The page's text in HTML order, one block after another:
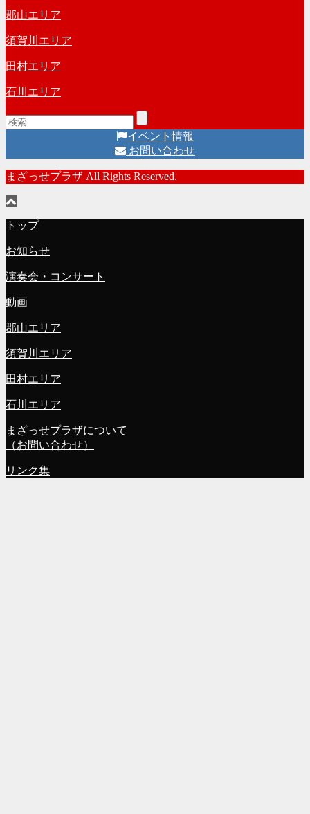
郡山エリア
須賀川エリア
田村エリア
石川エリア
イベント情報
お問い合わせ
まざっせプラザ All Rights Reserved.
トップ
お知らせ
演奏会・コンサート
動画
郡山エリア
須賀川エリア
田村エリア
石川エリア
まざっせプラザについて
（お問い合わせ）
リンク集